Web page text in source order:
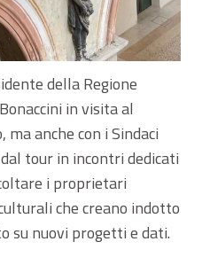
della Regione
in visita al
anche con i Sindaci
tour in incontri dedicati
i proprietari
che creano indotto
su nuovi progetti e dati.